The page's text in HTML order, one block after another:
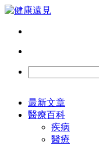
最新文章
醫療百科
疾病
醫療